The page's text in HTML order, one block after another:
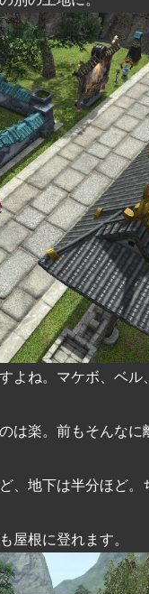
よね。マケボ、ベ
は楽。前もそんな
、地下は半分ほど。
屋根に登れます。